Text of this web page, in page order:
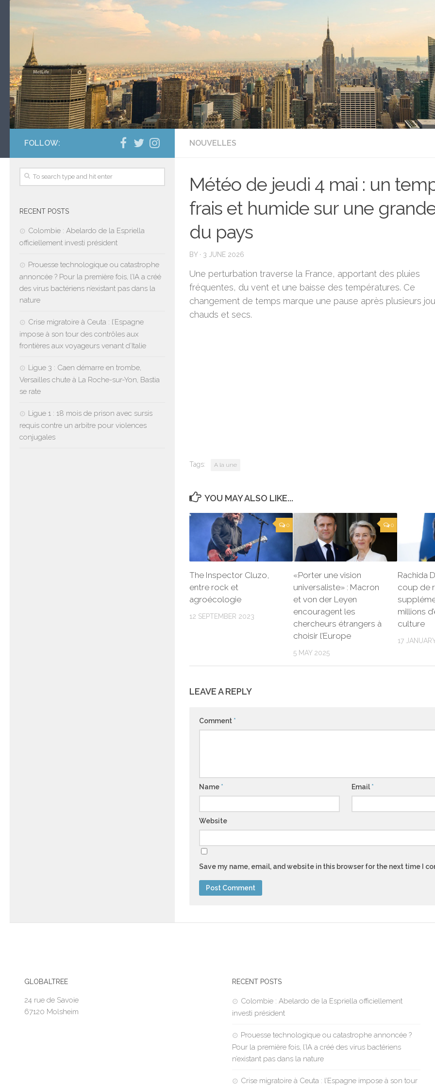
NOUVELLES
Météo de jeudi 4 mai : un
frais et humide sur une
du pays
BY · 3 JUNE 2026
Une perturbation traverse la France, apportant des pluies
fréquentes, du vent et une baisse des températures. Ce
changement de temps marque une pause après plusieurs
chauds et secs.
Tags: A la une
YOU MAY ALSO LIKE...
0
The Inspector Cluzo,
entre rock et
agroécologie
12 SEPTEMBER 2023
0
«Porter une vision
universaliste» : Macron
et von der Leyen
encouragent les
chercheurs étrangers à
choisir l’Europe
5 MAY 2025
Rachida
coup de
millions
culture
17
LEAVE A REPLY
Comment *
Name * Email*
Website
Save my name, email, and website in this browser for the next time I
FOLLOW:
RECENT POSTS
Colombie : Abelardo de la Espriella
officiellement investi président
Prouesse technologique ou catastrophe
annoncée ? Pour la première fois, l’IA a créé
des virus bactériens n’existant pas dans la
nature
Crise migratoire à Ceuta : l’Espagne
impose à son tour des contrôles aux
frontières aux voyageurs venant d’Italie
Ligue 3 : Caen démarre en trombe,
Versailles chute à La Roche-sur-Yon, Bastia
se rate
Ligue 1 : 18 mois de prison avec sursis
requis contre un arbitre pour violences
conjugales
GLOBALTREE
24 rue de Savoie
67120 Molsheim
RECENT POSTS
Colombie : Abelardo de la Espriella officiellement
investi président
Prouesse technologique ou catastrophe annoncée ?
Pour la première fois, l’IA a créé des virus bactériens
n’existant pas dans la nature
Crise migratoire à Ceuta : l’Espagne impose à son tour